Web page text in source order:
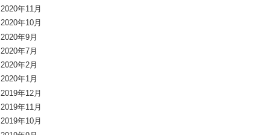
2020年11月
2020年10月
2020年9月
2020年7月
2020年2月
2020年1月
2019年12月
2019年11月
2019年10月